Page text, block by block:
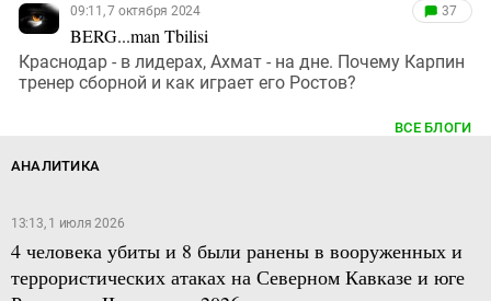
09:11, 7 октября 2024
BERG...man Tbilisi
37
Краснодар - в лидерах, Ахмат - на дне. Почему Карпин
тренер сборной и как играет его Ростов?
ВСЕ БЛОГИ
АНАЛИТИКА
13:13, 1 июля 2026
4 человека убиты и 8 были ранены в вооруженных и
террористических атаках на Северном Кавказе и юге